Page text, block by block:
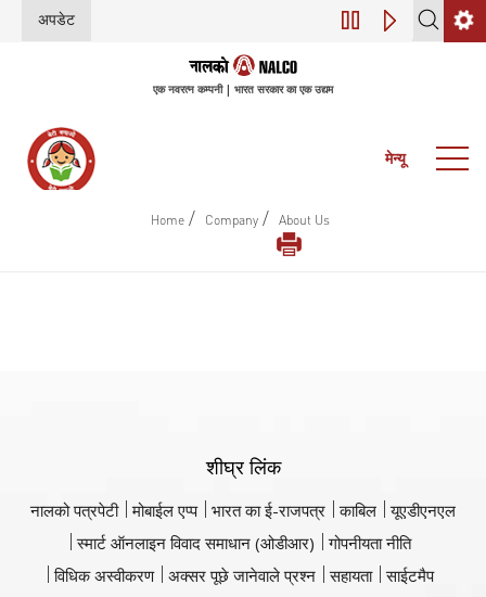
अपडेट डिजिटल परिवर्तन
एक नवरत्न कम्पनी | भारत सरकार का एक उद्यम
मेन्यू
Home / Company / About Us
शीघ्र लिंक
नालको पत्रपेटी मोबाईल एप्प भारत का ई-राजपत्र काबिल
यूएडीएनएल
स्मार्ट ऑनलाइन विवाद समाधान (ओडीआर)
गोपनीयता नीति
विधिक अस्वीकरण
अक्सर पूछे जानेवाले प्रश्न सहायता साईटमैप